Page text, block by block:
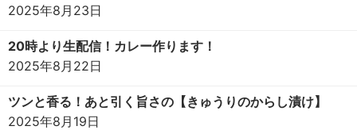
2025年8月23日
20時より生配信！カレー作ります！
2025年8月22日
ツンと香る！あと引く旨さの【きゅうりのからし漬け】
2025年8月19日